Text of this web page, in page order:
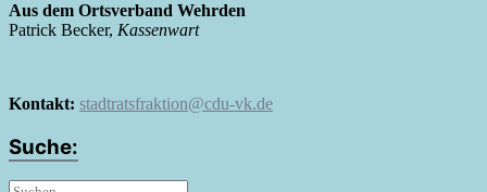
Aus dem Ortsverband Wehrden
Patrick Becker, Kassenwart
Kontakt: stadtratsfraktion@cdu-vk.de
Suche: